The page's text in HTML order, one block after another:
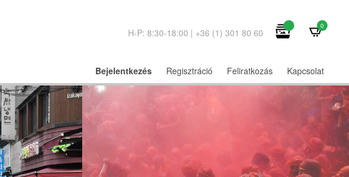
H-P: 8:30-18:00 | +36 (1) 301 80 60
0
Bejelentkezés Regisztráció Feliratkozás Kapcsolat